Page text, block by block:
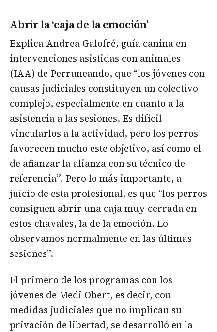
Abrir la ‘caja de la emoción’
Explica Andrea Galofré, guía canina en
intervenciones asistidas con animales
(IAA) de Perruneando, que “los jóvenes con
causas judiciales constituyen un colectivo
complejo, especialmente en cuanto a la
asistencia a las sesiones. Es difícil
vincularlos a la actividad, pero los perros
favorecen mucho este objetivo, así como el
de afianzar la alianza con su técnico de
referencia”. Pero lo más importante, a
juicio de esta profesional, es que “los perros
consiguen abrir una caja muy cerrada en
estos chavales, la de la emoción. Lo
observamos normalmente en las últimas
sesiones”.
El primero de los programas con los
jóvenes de Medi Obert, es decir, con
medidas judiciales que no implican su
privación de libertad, se desarrolló en la